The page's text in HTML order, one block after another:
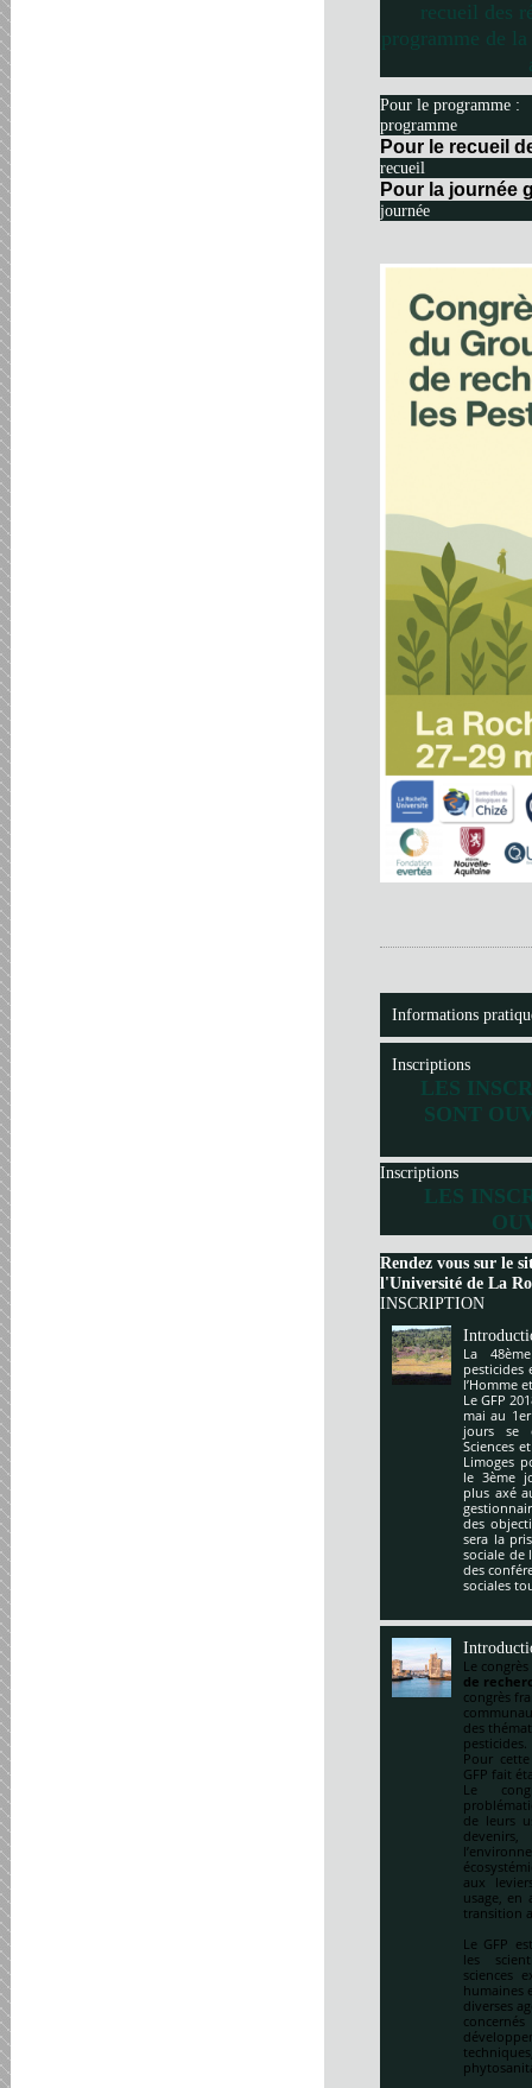
recueil des
programme de
Pour le programme :
programme
Pour le recueil
recueil
Pour la journée
journée
Informations
Inscriptions
LES
SONT
Inscriptions
LES
Rendez vous sur le
l'Université de La
INSCRIPTION
La
pesticides
l’Homme
Le GFP
mai au
jours se
Sciences
Limoges
le 3ème
plus axé
des
sera la
sociale de
des
sociales
Le
de
congrès
des
pesticides.
Pour
GFP fait
Le
de leurs
devenirs,
aux
usage, en
transition
Le GFP
les
sciences
humaines
diverses